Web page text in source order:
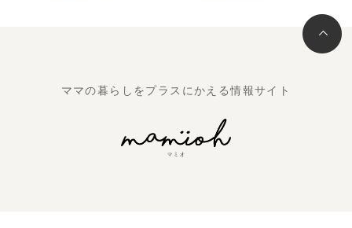
ママの暮らしをプラスにかえる情報サイト